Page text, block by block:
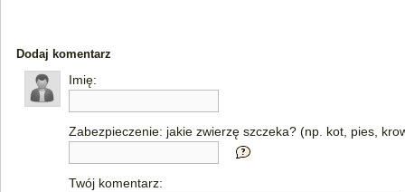
Dodaj komentarz
Imię:
Zabezpieczenie: jakie zwierzę szczeka? (np. kot, pies,
Twój komentarz: